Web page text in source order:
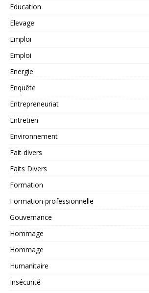
Education
Elevage
Emploi
Emploi
Energie
Enquête
Entrepreneuriat
Entretien
Environnement
Fait divers
Faits Divers
Formation
Formation professionnelle
Gouvernance
Hommage
Hommage
Humanitaire
Insécurité